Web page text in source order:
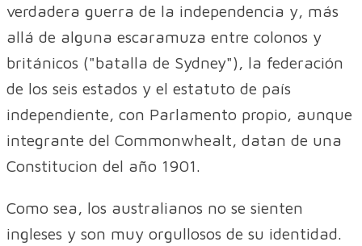
verdadera guerra de la independencia y, más
allá de alguna escaramuza entre colonos y
británicos ("batalla de Sydney"), la federación
de los seis estados y el estatuto de país
independiente, con Parlamento propio, aunque
integrante del Commonwhealt, datan de una
Constitucion del año 1901.
Como sea, los australianos no se sienten
ingleses y son muy orgullosos de su identidad.